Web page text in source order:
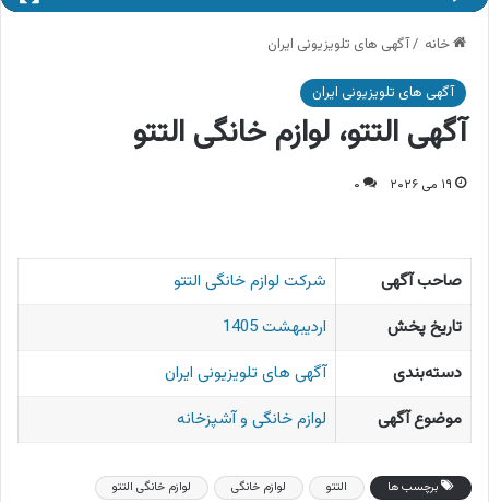
خانه /آگهی های تلویزیونی ایران
آگهی های تلویزیونی ایران
آگهی التتو، لوازم خانگی التتو
۱۹ می ۲۰۲۶ ۰
صاحب آگهی
شرکت لوازم خانگی التتو
تاریخ پخش
اردیبهشت 1405
دسته‌بندی
آگهی های تلویزیونی ایران
موضوع آگهی
لوازم خانگی و آشپزخانه
برچسب ها التتو لوازم خانگی لوازم خانگی التتو